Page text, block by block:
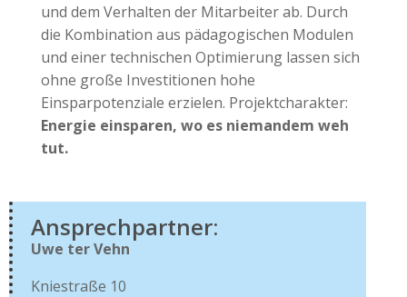
und dem Verhalten der Mitarbeiter ab. Durch
die Kombination aus pädagogischen Modulen
und einer technischen Optimierung lassen sich
ohne große Investitionen hohe
Einsparpotenziale erzielen. Projektcharakter:
Energie einsparen, wo es niemandem weh
tut.
Ansprechpartner:
Uwe ter Vehn
Kniestraße 10